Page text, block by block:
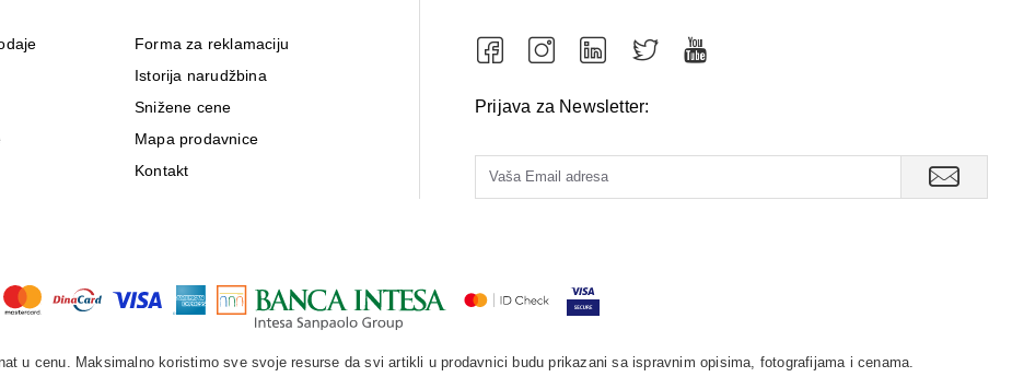
Forma za reklamaciju
Istorija narudžbina
Snižene cene
Mapa prodavnice
Kontakt
Prijava za Newsletter:
u cenu. Maksimalno koristimo sve svoje resurse da svi artikli u prodavnici budu prikazani sa ispravnim opisima, fotografijama i cenama.